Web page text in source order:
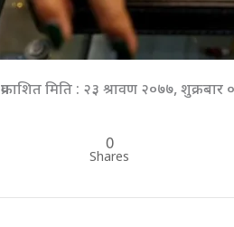
प्रकाशित मिति : २३ श्रावण २०७७,
0
Shares